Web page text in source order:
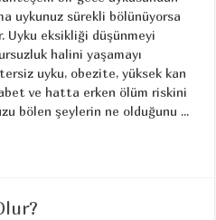
uykunuz sürekli bölünüyorsa
Uyku eksikliği düşünmeyi
halini yaşamayı
uyku, obezite, yüksek kan
ve hatta erken ölüm riskini
bölen şeylerin ne olduğunu ...